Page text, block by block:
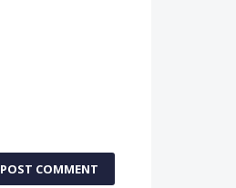
POST COMMENT